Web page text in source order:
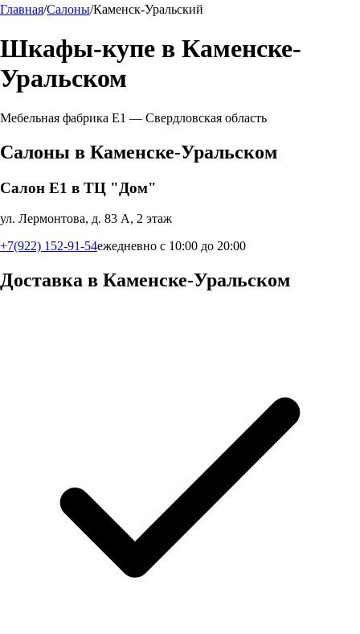
Главная/Салоны/Каменск-Уральский
Шкафы-купе в Каменске-
Уральском
Мебельная фабрика Е1 — Свердловская область
Салоны в Каменске-Уральском
Салон Е1 в ТЦ "Дом"
ул. Лермонтова, д. 83 А, 2 этаж
+7(922) 152-91-54ежедневно с 10:00 до 20:00
Доставка в Каменске-Уральском